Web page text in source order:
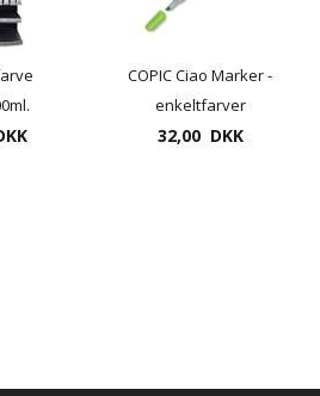
COPIC Ciao Marker -
enkeltfarver
32,00 DKK